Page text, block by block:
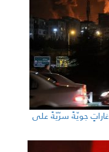
جويّةً سرّيّةً على